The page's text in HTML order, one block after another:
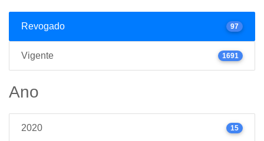
Revogado 97
Vigente 1691
Ano
2020 15